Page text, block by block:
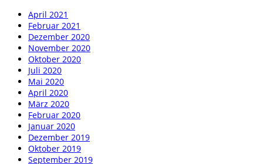
April 2021
Februar 2021
Dezember 2020
November 2020
Oktober 2020
Juli 2020
Mai 2020
April 2020
März 2020
Februar 2020
Januar 2020
Dezember 2019
Oktober 2019
September 2019